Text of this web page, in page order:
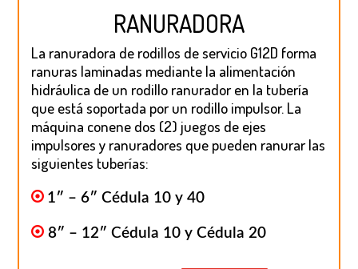
RANURADORA
La ranuradora de rodillos de servicio G12D forma
ranuras laminadas mediante la alimentación
hidráulica de un rodillo ranurador en la tubería
que está soportada por un rodillo impulsor. La
máquina conene dos (2) juegos de ejes
impulsores y ranuradores que pueden ranurar las
siguientes tuberías:
1″ – 6″ Cédula 10 y 40
8″ – 12″ Cédula 10 y Cédula 20